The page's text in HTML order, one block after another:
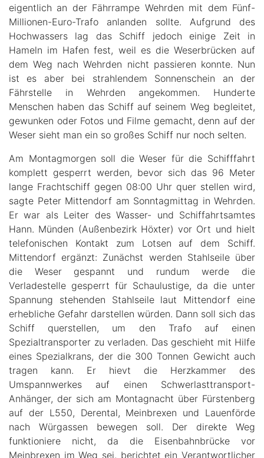
eigentlich an der Fährrampe Wehrden mit dem Fünf-
Millionen-Euro-Trafo anlanden sollte. Aufgrund des
Hochwassers lag das Schiff jedoch einige Zeit in
Hameln im Hafen fest, weil es die Weserbrücken auf
dem Weg nach Wehrden nicht passieren konnte. Nun
ist es aber bei strahlendem Sonnenschein an der
Fährstelle in Wehrden angekommen. Hunderte
Menschen haben das Schiff auf seinem Weg begleitet,
gewunken oder Fotos und Filme gemacht, denn auf der
Weser sieht man ein so großes Schiff nur noch selten.
Am Montagmorgen soll die Weser für die Schifffahrt
komplett gesperrt werden, bevor sich das 96 Meter
lange Frachtschiff gegen 08:00 Uhr quer stellen wird,
sagte Peter Mittendorf am Sonntagmittag in Wehrden.
Er war als Leiter des Wasser- und Schiffahrtsamtes
Hann. Münden (Außenbezirk Höxter) vor Ort und hielt
telefonischen Kontakt zum Lotsen auf dem Schiff.
Mittendorf ergänzt: Zunächst werden Stahlseile über
die Weser gespannt und rundum werde die
Verladestelle gesperrt für Schaulustige, da die unter
Spannung stehenden Stahlseile laut Mittendorf eine
erhebliche Gefahr darstellen würden. Dann soll sich das
Schiff querstellen, um den Trafo auf einen
Spezialtransporter zu verladen. Das geschieht mit Hilfe
eines Spezialkrans, der die 300 Tonnen Gewicht auch
tragen kann. Er hievt die Herzkammer des
Umspannwerkes auf einen Schwerlasttransport-
Anhänger, der sich am Montagnacht über Fürstenberg
auf der L550, Derental, Meinbrexen und Lauenförde
nach Würgassen bewegen soll. Der direkte Weg
funktioniere nicht, da die Eisenbahnbrücke vor
Meinbrexen im Weg sei, berichtet ein Verantwortlicher